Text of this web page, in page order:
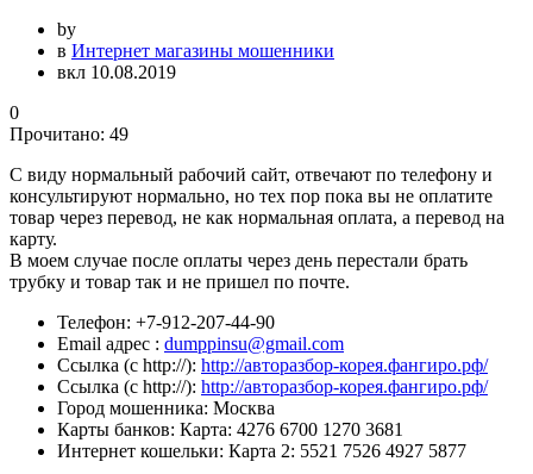
by
в Интернет магазины мошенники
вкл 10.08.2019
0
Прочитано: 49
С виду нормальный рабочий сайт, отвечают по телефону и
консультируют нормально, но тех пор пока вы не оплатите
товар через перевод, не как нормальная оплата, а перевод на
карту.
В моем случае после оплаты через день перестали брать
трубку и товар так и не пришел по почте.
Телефон: +7-912-207-44-90
Email адрес : dumppinsu@gmail.com
Ссылка (с http://): http://авторазбор-корея.фангиро.рф/
Ссылка (с http://): http://авторазбор-корея.фангиро.рф/
Город мошенника: Москва
Карты банков: Карта: 4276 6700 1270 3681
Интернет кошельки: Карта 2: 5521 7526 4927 5877